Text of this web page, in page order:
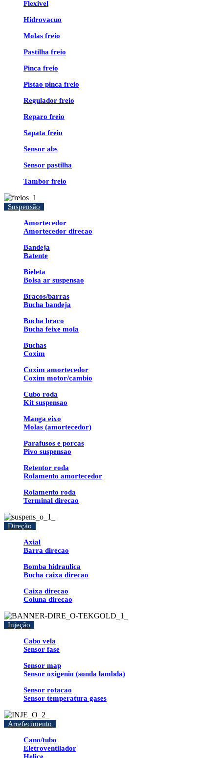
Flexivel
Hidrovacuo
Molas freio
Pastilha freio
Pinca freio
Pistao pinca freio
Regulador freio
Reparo freio
Sapata freio
Sensor abs
Sensor pastilha
Tambor freio
Suspensão
Amortecedor
Amortecedor direcao
Bandeja
Batente
Bieleta
Bolsa ar suspensao
Bracos/barras
Bucha bandeja
Bucha braco
Bucha feixe mola
Buchas
Coxim
Coxim amortecedor
Coxim motor/cambio
Cubo roda
Kit suspensao
Manga eixo
Molas (amortecedor)
Parafusos e porcas
Pivo suspensao
Retentor roda
Rolamento amortecedor
Rolamento roda
Terminal direcao
Direção
Axial
Barra direcao
Bomba hidraulica
Bucha caixa direcao
Caixa direcao
Coluna direcao
Injeção
Cabo vela
Sensor fase
Sensor map
Sensor oxigenio (sonda lambda)
Sensor rotacao
Sensor temperatura gases
Arrefecimento
Cano/tubo
Eletroventilador